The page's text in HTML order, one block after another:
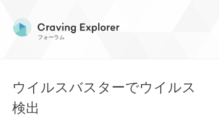
フォーラム
ウイルスバスターでウイルス
検出